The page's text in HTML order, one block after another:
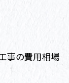
事の費用相場